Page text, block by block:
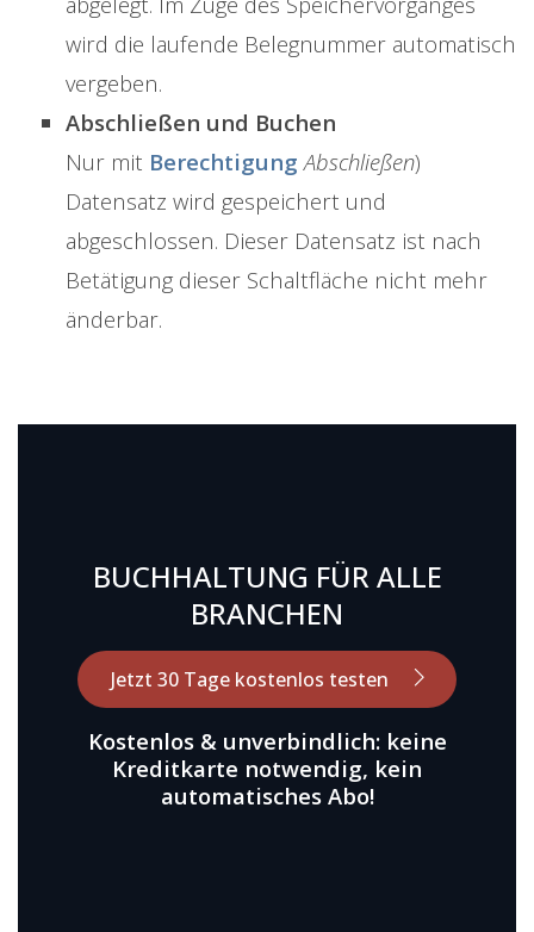
wird die laufende Belegnummer automatisch
vergeben.
Abschließen und Buchen
Nur mit Berechtigung Abschließen)
Datensatz wird gespeichert und
abgeschlossen. Dieser Datensatz ist nach
Betätigung dieser Schaltfläche nicht mehr
änderbar.
BUCHHALTUNG FÜR ALLE
BRANCHEN
Jetzt 30 Tage kostenlos testen
Kostenlos & unverbindlich: keine
Kreditkarte notwendig, kein
automatisches Abo!